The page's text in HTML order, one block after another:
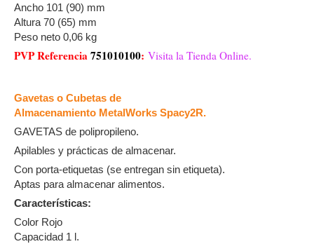
Ancho 101 (90) mm
Altura 70 (65) mm
Peso neto 0,06 kg
PVP Referencia751010100: Visita la Tienda Online.
Gavetas o Cubetas de
Almacenamiento MetalWorks Spacy2R.
GAVETAS de polipropileno.
Apilables y prácticas de almacenar.
Con porta-etiquetas (se entregan sin etiqueta).
Aptas para almacenar alimentos.
Características:
Color Rojo
Capacidad 1 l.